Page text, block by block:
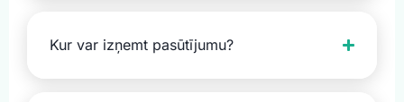
Kur var izņemt pasūtījumu?